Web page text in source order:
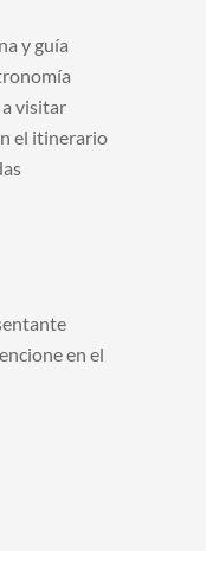
y guía
visitar
el itinerario
en el